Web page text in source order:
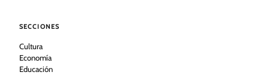
SECCIONES
Cultura
Economía
Educación